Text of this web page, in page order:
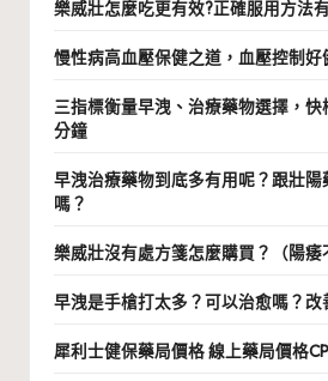
樂威壯怎麼吃更有效?正確服用方法
慢性病高血壓保健之道，血壓控制好
三指標衡量早洩、治療藥物選擇，
分鐘
早洩治療藥物到底多有用呢？跟壯
嗎？
樂威壯沒有處方箋怎麼購買？（陽痿
早洩是手槍打太多？可以治愈嗎？改
犀利士健保藥局價格 線上藥局價格